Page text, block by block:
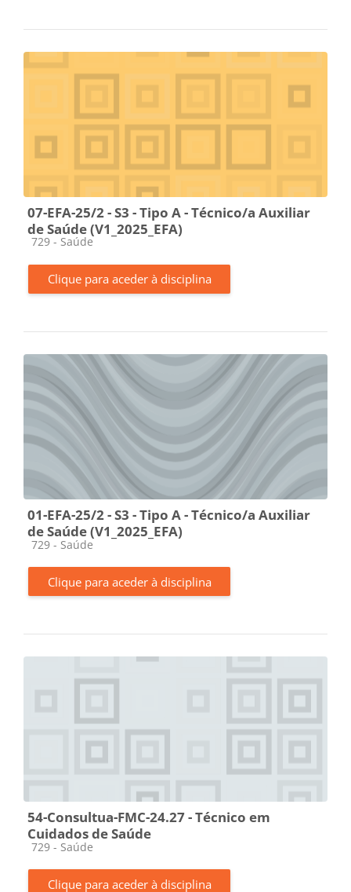
07-EFA-25/2 - S3 - Tipo A - Técnico/a Auxiliar
de Saúde (V1_2025_EFA)
Categoria da disciplina
729 - Saúde
Clique para aceder à disciplina
01-EFA-25/2 - S3 - Tipo A - Técnico/a Auxiliar
de Saúde (V1_2025_EFA)
Categoria da disciplina
729 - Saúde
Clique para aceder à disciplina
54-Consultua-FMC-24.27 - Técnico em
Cuidados de Saúde
Categoria da disciplina
729 - Saúde
Clique para aceder à disciplina